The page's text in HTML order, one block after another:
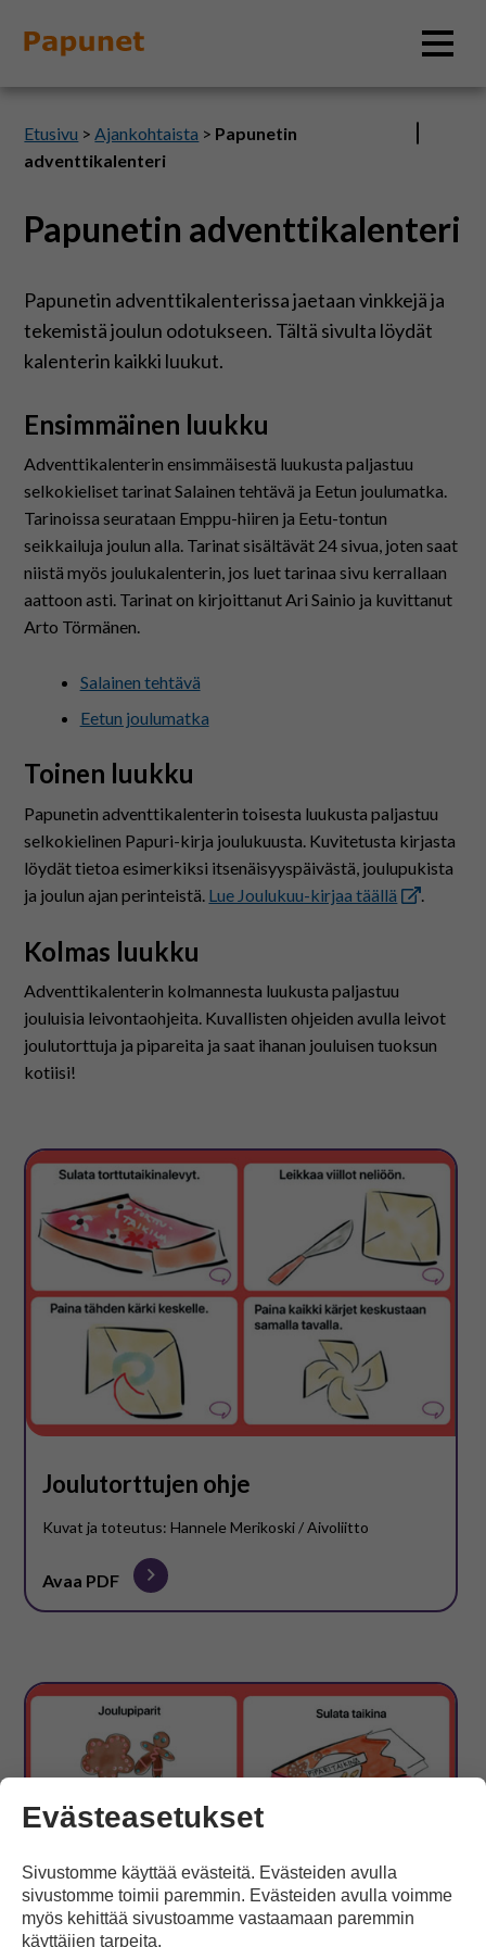
Tietoa
Materiaalit
Kuvatyökalut
Saavutettavuus
På svenska
In English
Etusivu >Ajankohtaista > Papunetin
adventtikalenteri
Papunetin adventtikalenteri
Papunetin adventtikalenterissa jaetaan vinkkejä ja
tekemistä joulun odotukseen. Tältä sivulta löydät
kalenterin kaikki luukut.
Ensimmäinen luukku
Adventtikalenterin ensimmäisestä luukusta paljastuu
selkokieliset tarinat Salainen tehtävä ja Eetun joulumatka.
Tarinoissa seurataan Emppu-hiiren ja Eetu-tontun
seikkailuja joulun alla. Tarinat sisältävät 24 sivua, joten saat
niistä myös joulukalenterin, jos luet tarinaa sivu kerrallaan
aattoon asti. Tarinat on kirjoittanut Ari Sainio ja kuvittanut
Arto Törmänen.
Salainen tehtävä
Eetun joulumatka
Toinen luukku
Papunetin adventtikalenterin toisesta luukusta paljastuu
selkokielinen Papuri-kirja joulukuusta. Kuvitetusta kirjasta
löydät tietoa esimerkiksi itsenäisyyspäivästä, joulupukista
ja joulun ajan perinteistä. Lue Joulukuu-kirjaa täällä .
Kolmas luukku
Adventtikalenterin kolmannesta luukusta paljastuu
jouluisia leivontaohjeita. Kuvallisten ohjeiden avulla leivot
joulutorttuja ja pipareita ja saat ihanan jouluisen tuoksun
kotiisi!
Joulutorttujen ohje
Kuvat ja toteutus: Hannele Merikoski / Aivoliitto
Avaa PDF
Evästeasetukset
Sivustomme käyttää evästeitä. Evästeiden avulla
sivustomme toimii paremmin. Evästeiden avulla voimme
myös kehittää sivustoamme vastaamaan paremmin
käyttäjien tarpeita.